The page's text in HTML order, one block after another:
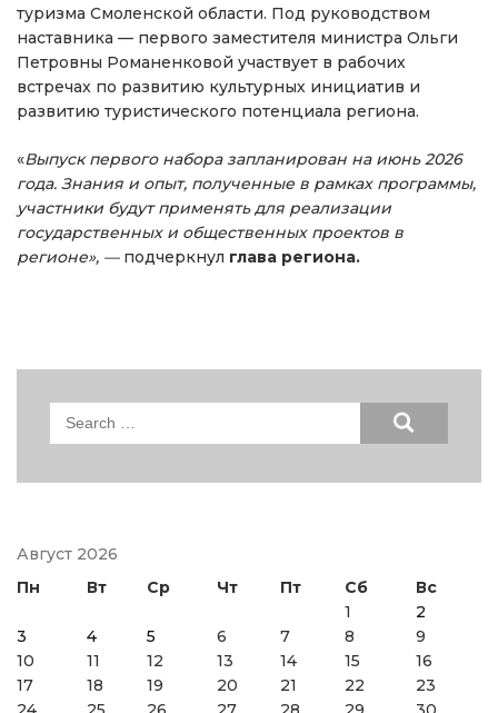
туризма Смоленской области. Под руководством
наставника — первого заместителя министра Ольги
Петровны Романенковой участвует в рабочих
встречах по развитию культурных инициатив и
развитию туристического потенциала региона.
«Выпуск первого набора запланирован на июнь 2026
года. Знания и опыт, полученные в рамках программы,
участники будут применять для реализации
государственных и общественных проектов в
регионе», — подчеркнул глава региона.
Search
Август 2026
Пн
Вт Ср Чт Пт Сб
Вс
1
2
3
4 5 6 7 8
9
10
11 12 13 14 15
16
17
18 19 20 21 22
23